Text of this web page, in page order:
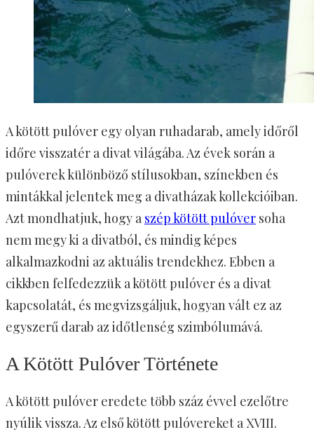
A kötött pulóver egy olyan ruhadarab, amely időről
időre visszatér a divat világába. Az évek során a
pulóverek különböző stílusokban, színekben és
mintákkal jelentek meg a divatházak kollekcióiban.
Azt mondhatjuk, hogy a szép kötött pulóver soha
nem megy ki a divatból, és mindig képes
alkalmazkodni az aktuális trendekhez. Ebben a
cikkben felfedezzük a kötött pulóver és a divat
kapcsolatát, és megvizsgáljuk, hogyan vált ez az
egyszerű darab az időtlenség szimbólumává.
A Kötött Pulóver Története
A kötött pulóver eredete több száz évvel ezelőtre
nyúlik vissza. Az első kötött pulóvereket a XVIII.